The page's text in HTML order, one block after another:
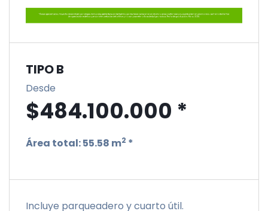
TIPO B
Desde
$484.100.000 *
Área total:55.58 m2 *
Incluye parqueadero y cuarto útil.